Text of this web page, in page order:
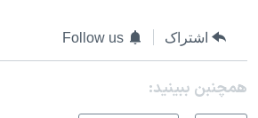
اشتراک Follow us
همچنبن ببینید: